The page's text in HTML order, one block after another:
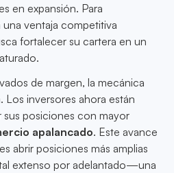
en expansión. Para
ventaja competitiva
fortalecer su cartera en un
de margen, la mecánica
inversores ahora están
sus posiciones con mayor
apalancado. Este avance
abrir posiciones más amplias
extenso por adelantado—una